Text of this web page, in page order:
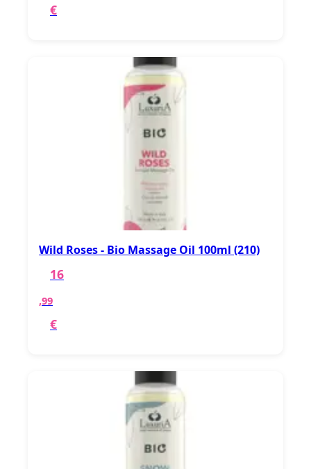
€
Wild Roses - Bio Massage Oil 100ml (210)
16
,99
€